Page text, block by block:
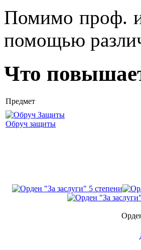
Помимо проф.
помощью
Что
Предмет
Обруч защиты